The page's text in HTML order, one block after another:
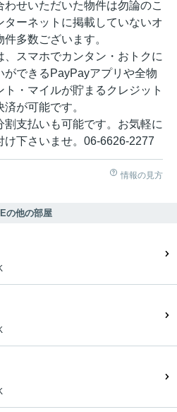
わせいただいた物件は勿論のこ
ターネットに掲載していないオ
件多数ございます。
、スマホでカンタン・おトクに
ができるPayPayアプリや全物
ト・マイルが貯まるクレジット
済が可能です。
割支払いも可能です。お気軽に
け下さいませ。06-6626-2277
情報の見方
の他の部屋